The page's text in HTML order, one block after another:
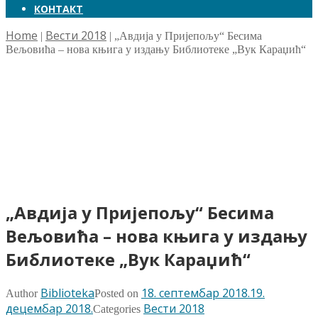
КОНТАКТ
Home | Вести 2018 | „Авдија у Пријепољу“ Бесима
Вељовића – нова књига у издању Библиотеке „Вук Караџић“
„Авдија у Пријепољу“ Бесима
Вељовића – нова књига у издању
Библиотеке „Вук Караџић“
Author BibliotekaPosted on 18. септембар 2018.19.
децембар 2018.Categories Вести 2018